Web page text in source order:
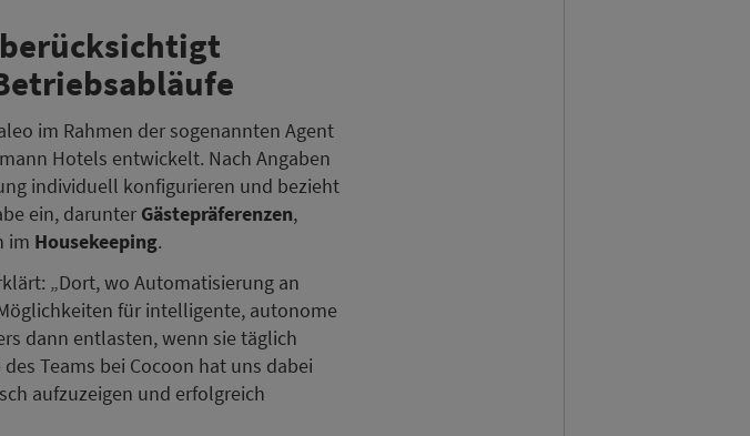
im Rahmen der sogenannten Agent
Hotels entwickelt. Nach Angaben
individuell konfigurieren und bezieht
ein, darunter Gästepräferenzen,
im Housekeeping.
„Dort, wo Automatisierung an
für intelligente, autonome
dann entlasten, wenn sie täglich
Teams bei Cocoon hat uns dabei
aufzuzeigen und erfolgreich